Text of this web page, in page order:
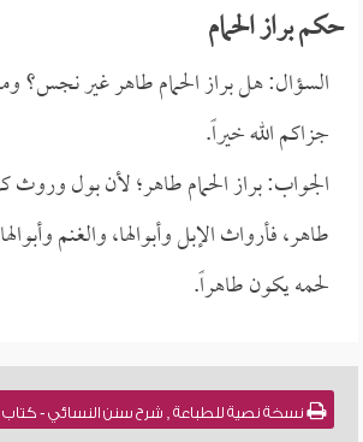
حكم براز الحمام
السؤال: هل براز الحمام طاهر غير نجس؟
جزاكم الله خيراً.
الجواب: براز الحمام طاهر؛ لأن بول وروث
طاهر، فأرواث الإبل وأبوالها، والغنم
لحمه يكون طاهراً.
نسخة نصية للطباعة , شرح سنن النسائي - كتاب